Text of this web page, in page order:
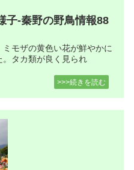
子-秦野の野鳥情報88
モザの黄色い花が鮮やかに
タカ類が良く見られ
>>>続きを読む